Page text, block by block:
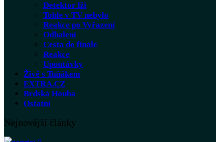
Detektor lži
Tohle v TV nebylo
Reakce po Vyřazení
Odhalení
Cesta do finále
Reakce
Upoutávky
Živě s Tuňákem
EXTRA.CZ
Brdská Houba
Ostatní
Nejnovější články